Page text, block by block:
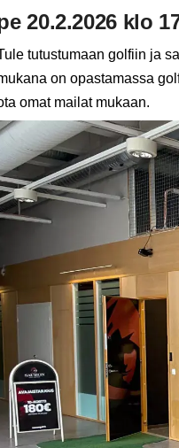
20.2.2026 klo
tutustumaan golfiin ja
on opastamassa
omat mailat mukaan.